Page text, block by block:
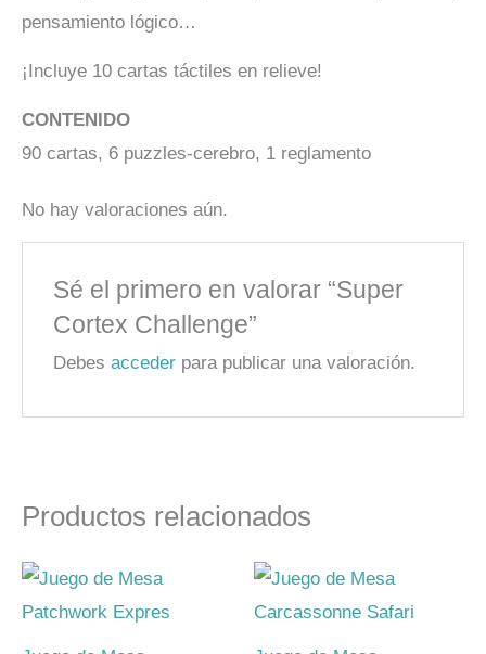
pensamiento lógico…
¡Incluye 10 cartas táctiles en relieve!
CONTENIDO
90 cartas, 6 puzzles-cerebro, 1 reglamento
No hay valoraciones aún.
Sé el primero en valorar “Super
Cortex Challenge”
Debesacceder para publicar una valoración.
Productos relacionados